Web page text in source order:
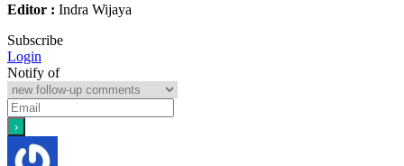
Editor : Indra Wijaya
Subscribe
Login
Notify of